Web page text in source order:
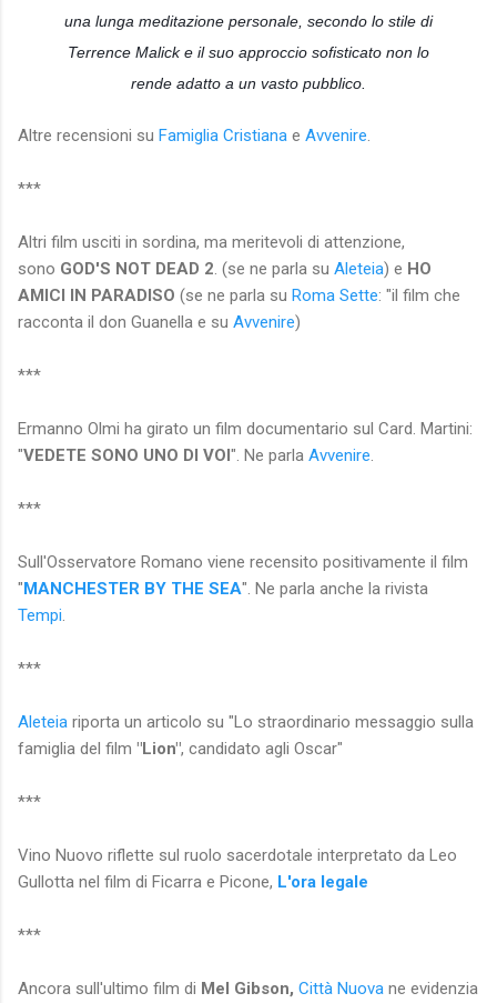
una lunga meditazione personale, secondo lo stile di
Terrence Malick e il suo approccio sofisticato non lo
rende adatto a un vasto pubblico.
Altre recensioni su Famiglia Cristiana e Avvenire
***
Altri film usciti in sordina, ma meritevoli di attenzione,
sono GOD'S NOT DEAD 2 . (se ne parla su Aleteia) e HO
AMICI IN PARADISO (se ne parla su Roma Sette: "il film che
racconta il don Guanella e su Avvenire)
***
Ermanno Olmi ha girato un film documentario sul Card. Martini:
"VEDETE SONO UNO DI VOI". Ne parla Avvenire
***
Sull'Osservatore Romano viene recensito positivamente il film
"MANCHESTER BY THE SEA". Ne parla anche la rivista
Tempi
***
Aleteia riporta un articolo su "Lo straordinario messaggio sulla
famiglia del film "Lion", candidato agli Oscar"
***
Vino Nuovo riflette sul ruolo sacerdotale interpretato da Leo
Gullotta nel film di Ficarra e Picone, L'ora legale
***
Ancora sull'ultimo film di Mel Gibson, Città Nuova ne evidenzia